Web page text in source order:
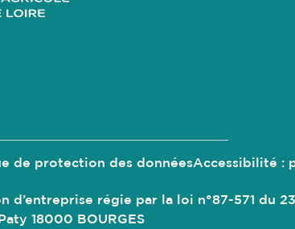
de protection des donnéesAccessibilité :
d’entreprise régie par la loi n°87-571 du
18000 BOURGES